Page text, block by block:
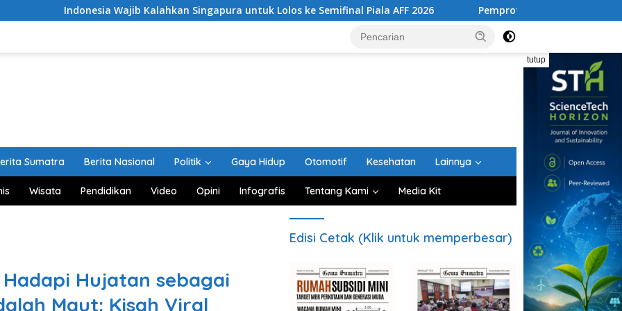
Indonesia Wajib Kalahkan Singapura untuk Lolos ke Semifinal Piala AFF 2026 Pemprov Sumut Tertibkan Lima Rumah
tutup
Sumatra Berita Nasional Politik Gaya Hidup Otomotif Kesehatan Lainnya
Wisata Pendidikan Video Opini Infografis Tentang Kami Media Kit
Hujatan sebagai
Maut: Kisah Viral
Edisi Cetak (Klik untuk memperbesar)